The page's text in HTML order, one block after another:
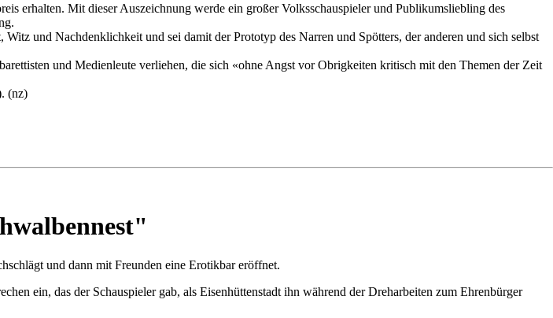
erhalten. Mit dieser Auszeichnung werde ein großer Volksschauspieler und Publikumsliebling des
und Nachdenklichkeit und sei damit der Prototyp des Narren und Spötters, der anderen und sich selbst
und Medienleute verliehen, die sich «ohne Angst vor Obrigkeiten kritisch mit den Themen der Zeit
(nz)
und dann mit Freunden eine Erotikbar eröffnet.
ein, das der Schauspieler gab, als Eisenhüttenstadt ihn während der Dreharbeiten zum Ehrenbürger